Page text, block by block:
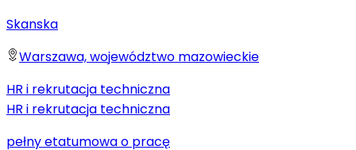
Skanska
Warszawa, województwo mazowieckie
HR i rekrutacja techniczna
HR i rekrutacja techniczna
pełny etatumowa o pracę